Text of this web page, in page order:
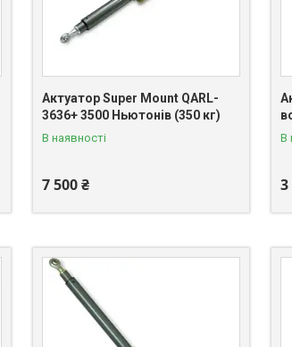
Актуатор Super Mount QARL-
3636+ 3500 Ньютонів (350 кг)
В наявності
7 500 ₴
В
3